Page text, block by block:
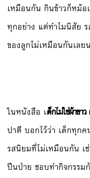
เหมือนกัน กินข้าวก็หม้อ
ทุกอย่าง แต่ทำไมนิสัย
ของลูกไม่เหมือนกันเลย
ในหนังสือ เด็กไม่ใช่ผ้าขาว
ปาตี บอกไว้ว่า เด็กทุก
รสนิยมที่ไม่เหมือนกัน เ
ปีนป่าย ชอบทำกิจกรร